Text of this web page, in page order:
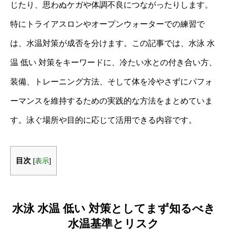
じたり、思わぬケガや体調不良につながったりします。
特にトライアスロンやオープンウォーターでの練習で
は、水温対策が成否を分けます。この記事では、水泳 水
温 低い 対策をキーワードに、冷たい水との付き合い方、
装備、トレーニング方法、そして体を冷やさずにパフォ
ーマンスを維持するための実践的な方法をまとめていま
す。泳ぐ場所や目的に応じて活用できる内容です。
目次 [表示]
水泳 水温 低い 対策としてまず知るべき
水温基準とリスク